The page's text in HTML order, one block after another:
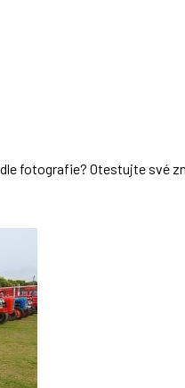
fotografie? Otestujte své